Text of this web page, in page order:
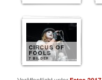
CIRCUS OF
FOOLS
7 BILDER